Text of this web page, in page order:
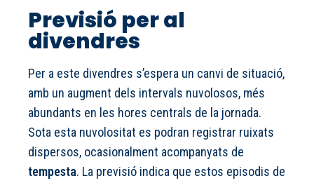
Previsió per al
divendres
Per a este divendres s’espera un canvi de situació,
amb un augment dels intervals nuvolosos, més
abundants en les hores centrals de la jornada.
Sota esta nuvolositat es podran registrar ruixats
dispersos, ocasionalment acompanyats de
tempesta. La previsió indica que estos episodis de